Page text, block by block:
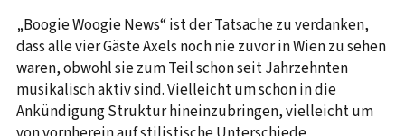
„Boogie Woogie News“ ist der Tatsache zu verdanken,
dass alle vier Gäste Axels noch nie zuvor in Wien zu sehen
waren, obwohl sie zum Teil schon seit Jahrzehnten
musikalisch aktiv sind. Vielleicht um schon in die
Ankündigung Struktur hineinzubringen, vielleicht um